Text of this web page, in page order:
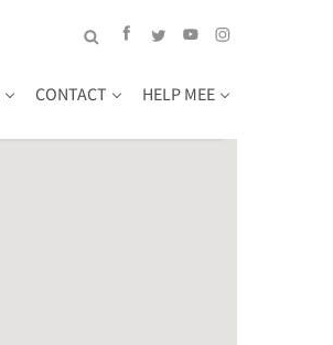
CONTACT HELP MEE